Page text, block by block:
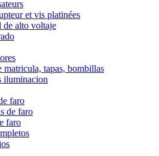
et vis platinées
de alto voltaje
matricula, tapas, bombillas
iluminacion
faro
de faro
faro